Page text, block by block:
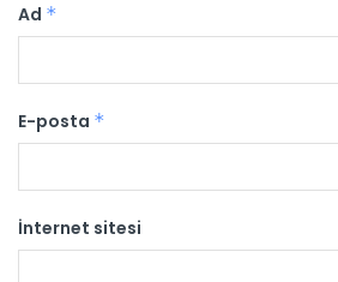
Ad *
E-posta *
İnternet sitesi